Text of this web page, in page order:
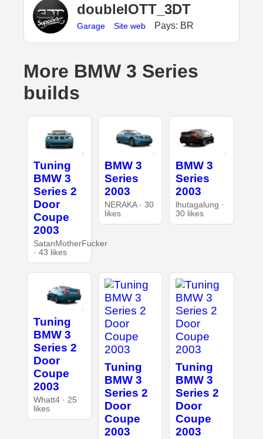
doubleIOTT_3DT
Garage Site web Pays: BR
More BMW 3 Series
builds
Tuning
BMW 3
Series 2
Door
Coupe
2003
SatanMotherFucker
· 43 likes
BMW 3
Series
2003
NERAKA · 30
likes
BMW 3
Series
2003
lhutagalung ·
30 likes
Tuning
BMW 3
Series 2
Door
Coupe
2003
Whatt4 · 25
likes
Tuning
BMW 3
Series 2
Door
Coupe
2003
Tuning
BMW 3
Series 2
Door
Coupe
2003